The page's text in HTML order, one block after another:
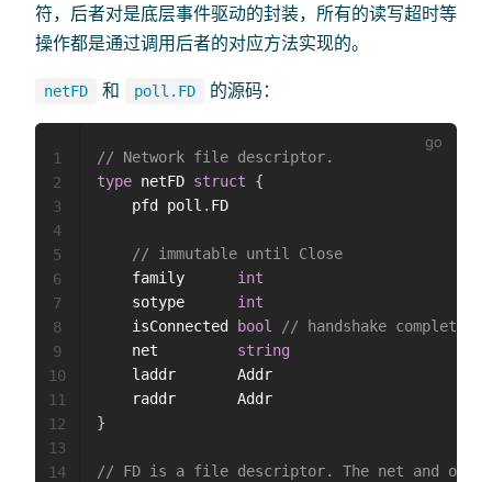
符，后者对是底层事件驱动的封装，所有的读写超时等
操作都是通过调用后者的对应方法实现的。
netFD 和 poll.FD 的源码：
// Network file descriptor.
type netFD struct
{
	pfd poll
. FD
// immutable until Close
	family
int
	sotype
int
	isConnected
bool
// handshake
	net
string
}
// FD is a file descriptor. The net and os
1
2
3
4
5
6
7
8
9
10
11
12
13
14